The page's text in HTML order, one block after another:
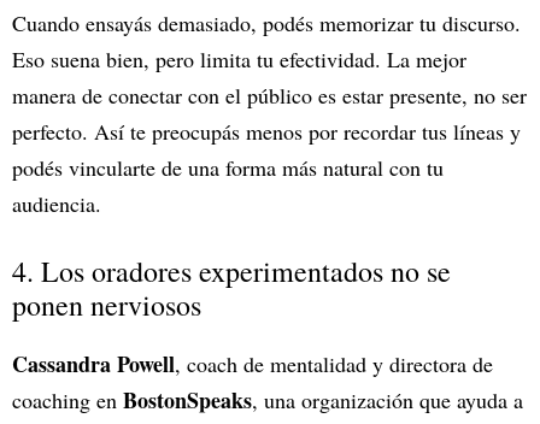
Cuando ensayás demasiado, podés memorizar tu discurso.
Eso suena bien, pero limita tu efectividad. La mejor
manera de conectar con el público es estar presente, no ser
perfecto. Así te preocupás menos por recordar tus líneas y
podés vincularte de una forma más natural con tu
audiencia.
4. Los oradores experimentados no se
ponen nerviosos
Cassandra Powell, coach de mentalidad y directora de
coaching en BostonSpeaks, una organización que ayuda a